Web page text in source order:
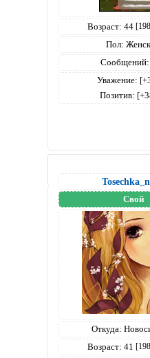
Возраст: 44
Пол:
Сообщений:
Уважение:
Позитив:
Свой
Откуда:
Возраст: 41